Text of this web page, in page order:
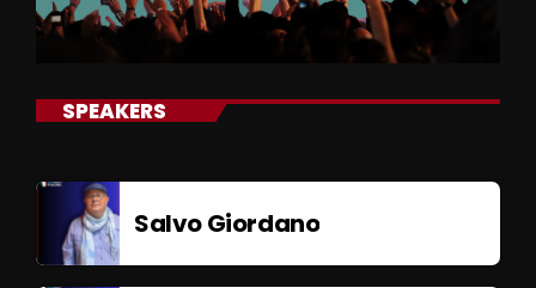
SPEAKERS
Salvo Giordano